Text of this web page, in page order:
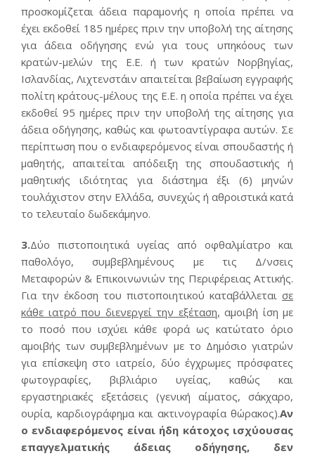
προσκομίζεται άδεια παραμονής η οποία πρέπει να
έχει εκδοθεί 185 ημέρες πριν την υποβολή της αίτησης
για άδεια οδήγησης ενώ για τους υπηκόους των
κρατών-μελών της Ε.Ε. ή των κρατών Νορβηγίας,
Ισλανδίας, Λιχτενστάιν απαιτείται βεβαίωση εγγραφής
πολίτη κράτους-μέλους της Ε.Ε. η οποία πρέπει να έχει
εκδοθεί 95 ημέρες πριν την υποβολή της αίτησης για
άδεια οδήγησης, καθώς και φωτοαντίγραφα αυτών. Σε
περίπτωση που ο ενδιαφερόμενος είναι σπουδαστής ή
μαθητής, απαιτείται απόδειξη της σπουδαστικής ή
μαθητικής ιδιότητας για διάστημα έξι (6) μηνών
τουλάχιστον στην Ελλάδα, συνεχώς ή αθροιστικά κατά
το τελευταίο δωδεκάμηνο.
3.Δύο πιστοποιητικά υγείας από οφθαλμίατρο και
παθολόγο, συμβεβλημένους με τις Δ/νσεις
Μεταφορών & Επικοινωνιών της Περιφέρειας Αττικής.
Για την έκδοση του πιστοποιητικού καταβάλλεται σε
κάθε ιατρό που διενεργεί την εξέταση, αμοιβή ίση με
το ποσό που ισχύει κάθε φορά ως κατώτατο όριο
αμοιβής των συμβεβλημένων με το Δημόσιο γιατρών
για επίσκεψη στο ιατρείο, δύο έγχρωμες πρόσφατες
φωτογραφίες, βιβλιάριο υγείας, καθώς και
εργαστηριακές εξετάσεις (γενική αίματος, σάκχαρο,
ουρία, καρδιογράφημα και ακτινογραφία θώρακος).Αν
ο ενδιαφερόμενος είναι ήδη κάτοχος ισχύουσας
επαγγελματικής άδειας οδήγησης, δεν